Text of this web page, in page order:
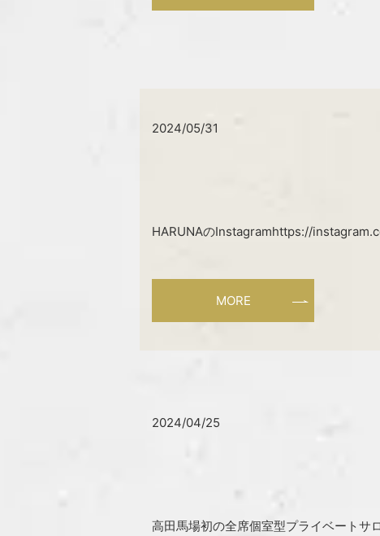
2024/05/31
HARUNAのInstagramhttps://
MORE
2024/04/25
高田馬場初の全席個室型プライベートサ